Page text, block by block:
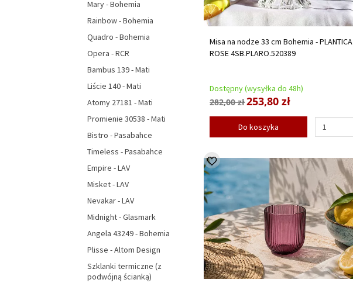
Misa na nodze 33 cm Bohemia - PLANTICA
ROSE 4SB.PLARO.520389
Dostępny (wysyłka do 48h)
282,00 zł253,80 zł
Do koszyka
Mary - Bohemia
Rainbow - Bohemia
Quadro - Bohemia
Opera - RCR
Bambus 139 - Mati
Liście 140 - Mati
Atomy 27181 - Mati
Promienie 30538 - Mati
Bistro - Pasabahce
Timeless - Pasabahce
Empire - LAV
Misket - LAV
Nevakar - LAV
Midnight - Glasmark
Angela 43249 - Bohemia
Plisse - Altom Design
Szklanki termiczne (z
podwójną ścianką)